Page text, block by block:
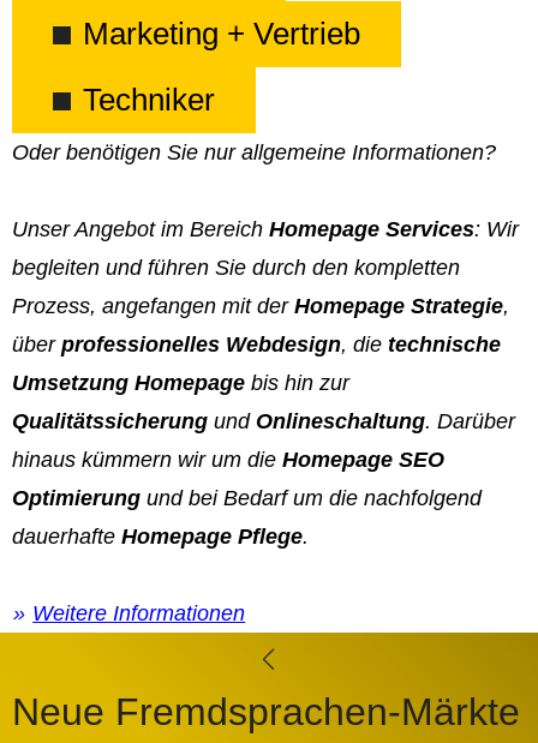
Marketing + Vertrieb
Techniker
Oder benötigen Sie nur allgemeine Informationen?
Unser Angebot im Bereich Homepage Services: Wir
begleiten und führen Sie durch den kompletten
Prozess, angefangen mit der Homepage Strategie,
überprofessionelles Webdesign, die technische
Umsetzung Homepage bis hin zur
Qualitätssicherung und Onlineschaltung. Darüber
hinaus kümmern wir um die Homepage SEO
Optimierung und bei Bedarf um die nachfolgend
dauerhafte Homepage Pflege.
Weitere Informationen
Neue Fremdsprachen-Märkte